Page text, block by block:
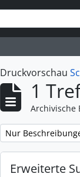
Druckvorschau
1
Archivische
Remove filter:
Nur
Erweiterte